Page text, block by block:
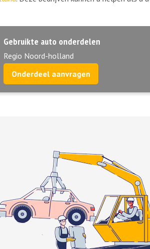
Gebruikte auto onderdelen
Regio Noord-holland
Onderdeel aanvragen